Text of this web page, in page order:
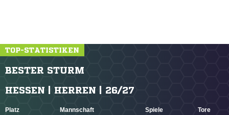
TOP-STATISTIKEN
BESTER STURM
HESSEN | HERREN | 26/27
Platz Mannschaft Spiele Tore